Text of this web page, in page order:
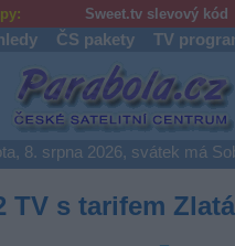
Sweet.tv slevový kód
ČS pakety TV
Parabola.cz
8. srpna 2026, svátek má
TV s tarifem